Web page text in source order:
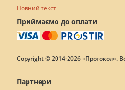
Повний текст
Приймаємо до оплати
Copyright © 2014-2026 «Протокол».
Партнери